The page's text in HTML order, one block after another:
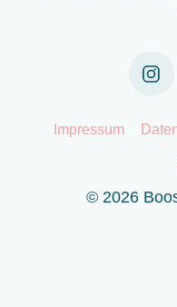
Impressum
© 2026